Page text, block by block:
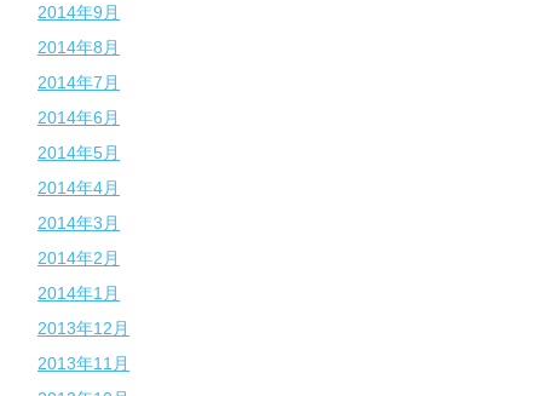
2014年9月
2014年8月
2014年7月
2014年6月
2014年5月
2014年4月
2014年3月
2014年2月
2014年1月
2013年12月
2013年11月